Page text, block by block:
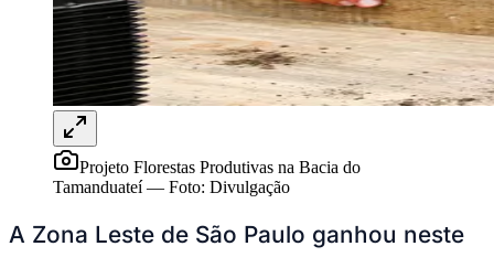
Hub de Negócios
Guia Comercial
Selo Verificado
Portal Educacional
Agenda de Vestibulares
Vagas de Emprego
Concursos
Panorama Econômico
Para Sua Empresa
Projeto Florestas Produtivas na Bacia do
Tamanduateí— Foto: Divulgação
A Zona Leste de São Paulo ganhou neste